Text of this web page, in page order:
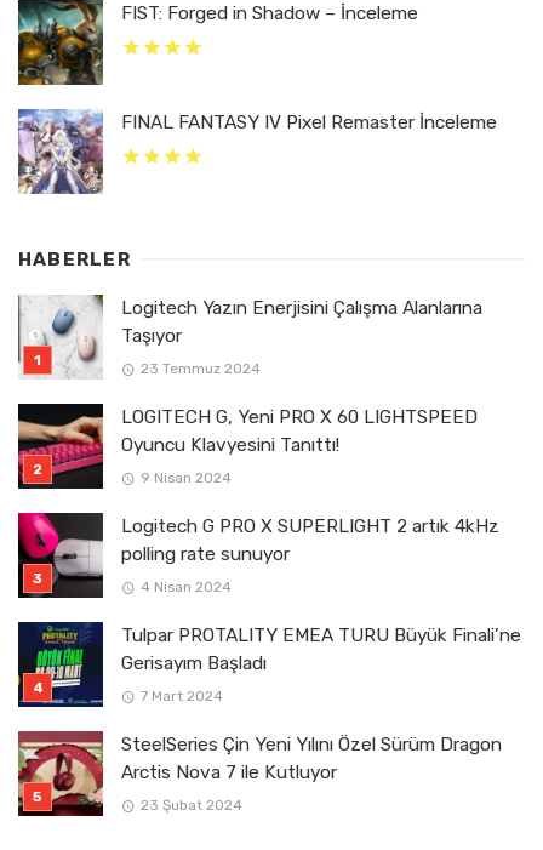
FIST: Forged in Shadow – İnceleme
FINAL FANTASY IV Pixel Remaster İnceleme
HABERLER
Logitech Yazın Enerjisini Çalışma Alanlarına
Taşıyor
23 Temmuz 2024
LOGITECH G, Yeni PRO X 60 LIGHTSPEED
Oyuncu Klavyesini Tanıttı!
9 Nisan 2024
Logitech G PRO X SUPERLIGHT 2 artık 4kHz
polling rate sunuyor
4 Nisan 2024
Tulpar PROTALITY EMEA TURU Büyük Finali’ne
Gerisayım Başladı
7 Mart 2024
SteelSeries Çin Yeni Yılını Özel Sürüm Dragon
Arctis Nova 7 ile Kutluyor
23 Şubat 2024